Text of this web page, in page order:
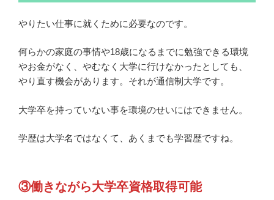
やりたい仕事に就くために必要なのです。
何らかの家庭の事情や18歳になるまでに勉強できる環境
やお金がなく、やむなく大学に行けなかったとしても、
やり直す機会があります。それが通信制大学です。
大学卒を持っていない事を環境のせいにはできません。
学歴は大学名ではなくて、あくまでも学習歴ですね。
③働きながら大学卒資格取得可能